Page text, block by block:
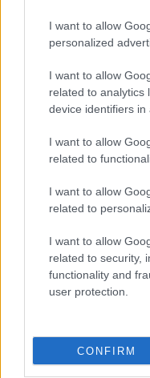
I want to allow
personalized
I want to allow
related to analytics
device identifiers in
I want to allow
related to
I want to allow
related to
I want to allow
related to security,
functionality and
user protection.
CONFIRM
Papa Leone a Santa
Edoardo Castellucci · 7 Ago
NEWS